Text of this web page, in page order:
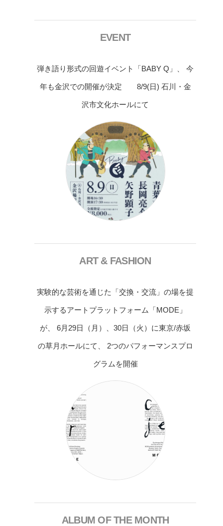
EVENT
弾き語り形式の回遊イベント「BABY Q」、 今
年も金沢での開催が決定 8/9(日) 石川・金
沢市文化ホールにて
ART & FASHION
実験的な芸術を通じた「交換・交流」の場を提
示するアートプラットフォーム「MODE」
が、 6月29日（月）、30日（火）に東京/赤坂
の草月ホールにて、 2つのパフォーマンスプロ
グラムを開催
ALBUM OF THE MONTH